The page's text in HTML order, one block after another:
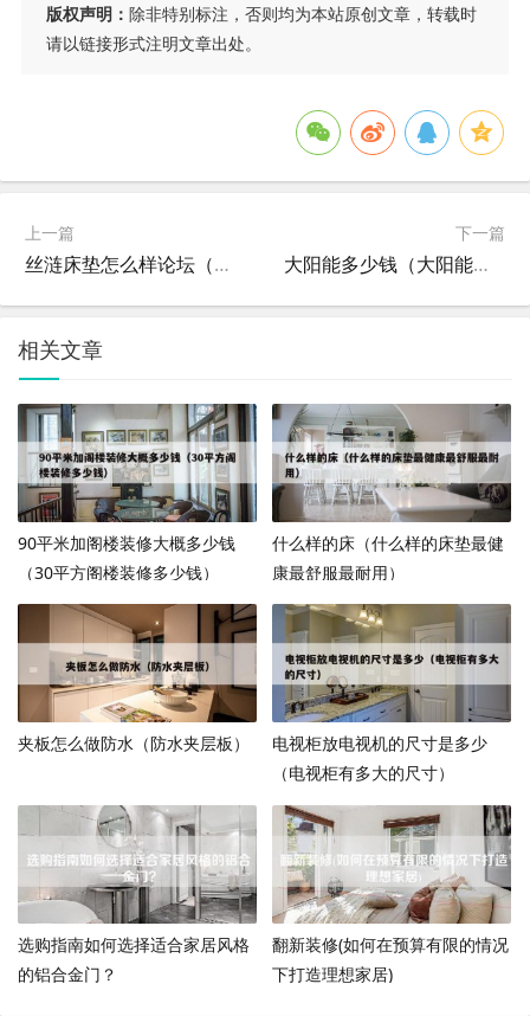
版权声明： 除非特别标注，否则均为本站原创文章，转载时
请以链接形式注明文章出处。
上一篇
丝涟床垫怎么样论坛（丝涟床垫口碑）
下一篇
大阳能多少钱（大阳能多少钱一辆）
相关文章
90平米加阁楼装修大概多少钱
（30平方阁楼装修多少钱）
什么样的床（什么样的床垫最健
康最舒服最耐用）
夹板怎么做防水（防水夹层板）
电视柜放电视机的尺寸是多少
（电视柜有多大的尺寸）
选购指南如何选择适合家居风格
的铝合金门？
翻新装修(如何在预算有限的情况
下打造理想家居)